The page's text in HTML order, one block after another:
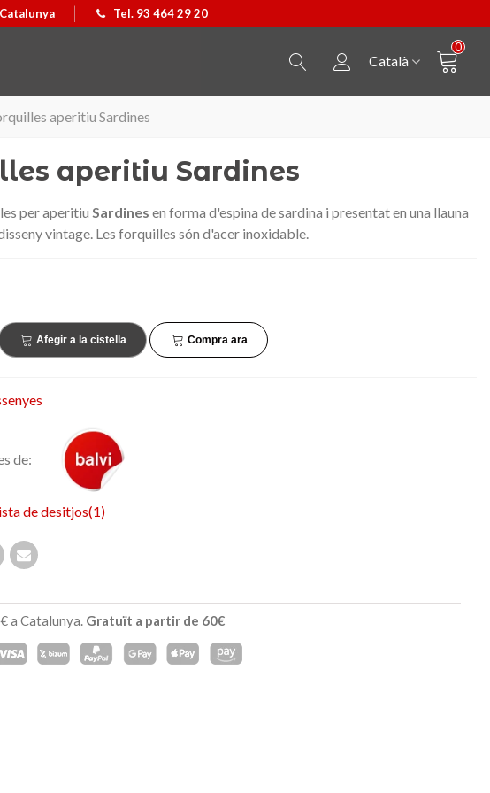
Tel. 93 464 29 20
Català
0
aperitiu Sardines
aperitiu Sardines
peraperitiu Sardines en forma d'espina de sardina i presentaten una llauna
vintage. Les forquilles són d'acer inoxidable.
Afegir a la cistella Compra ara
de:
de desitjos(1)
a Catalunya. Gratuït a partir de 60€